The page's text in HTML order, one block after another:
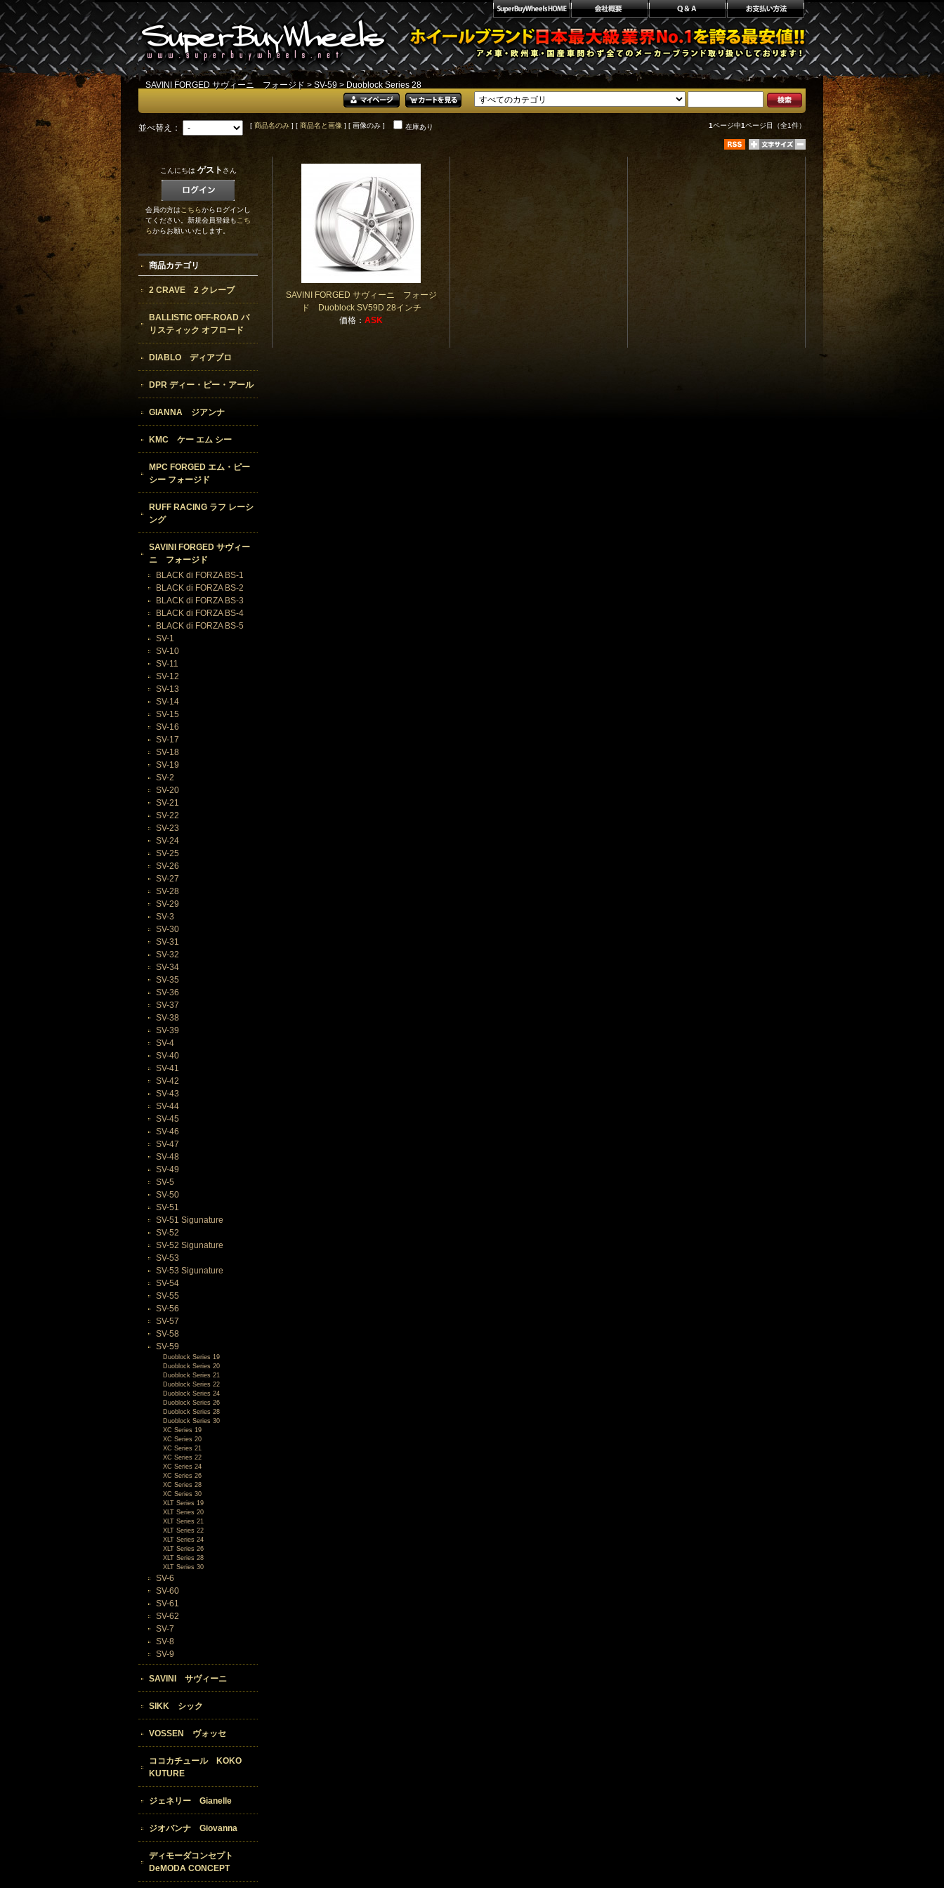
SAVINI FORGED サヴィーニ フォージド > SV-59 > Duoblock Series 28
並べ替え： [ 商品名のみ ] [ 商品名と画像 ] [ 画像のみ ] 在庫あり 1ページ中1ページ目（全1件）
SAVINI FORGED サヴィーニ フォージ
ド Duoblock SV59D 28インチ
価格： ASK
こんにちは ゲスト さん
会員の方はこちらからログインし
てください。新規会員登録もこち
らからお願いいたします。
商品カテゴリ
2 CRAVE 2 クレーブ
BALLISTIC OFF-ROAD バ
リスティック オフロード
DIABLO ディアブロ
DPR ディー・ピー・アール
GIANNA ジアンナ
KMC ケー エム シー
MPC FORGED エム・ピー
シー フォージド
RUFF RACING ラフ レーシ
ング
SAVINI FORGED サヴィー
ニ フォージド
BLACK di FORZA BS-1
BLACK di FORZA BS-2
BLACK di FORZA BS-3
BLACK di FORZA BS-4
BLACK di FORZA BS-5
SV-1
SV-10
SV-11
SV-12
SV-13
SV-14
SV-15
SV-16
SV-17
SV-18
SV-19
SV-2
SV-20
SV-21
SV-22
SV-23
SV-24
SV-25
SV-26
SV-27
SV-28
SV-29
SV-3
SV-30
SV-31
SV-32
SV-34
SV-35
SV-36
SV-37
SV-38
SV-39
SV-4
SV-40
SV-41
SV-42
SV-43
SV-44
SV-45
SV-46
SV-47
SV-48
SV-49
SV-5
SV-50
SV-51
SV-51 Sigunature
SV-52
SV-52 Sigunature
SV-53
SV-53 Sigunature
SV-54
SV-55
SV-56
SV-57
SV-58
SV-59
Duoblock Series 19
Duoblock Series 20
Duoblock Series 21
Duoblock Series 22
Duoblock Series 24
Duoblock Series 26
Duoblock Series 28
Duoblock Series 30
XC Series 19
XC Series 20
XC Series 21
XC Series 22
XC Series 24
XC Series 26
XC Series 28
XC Series 30
XLT Series 19
XLT Series 20
XLT Series 21
XLT Series 22
XLT Series 24
XLT Series 26
XLT Series 28
XLT Series 30
SV-6
SV-60
SV-61
SV-62
SV-7
SV-8
SV-9
SAVINI サヴィーニ
SIKK シック
VOSSEN ヴォッセ
ココカチュール KOKO
KUTURE
ジェネリー Gianelle
ジオバンナ Giovanna
ディモーダコンセプト
DeMODA CONCEPT